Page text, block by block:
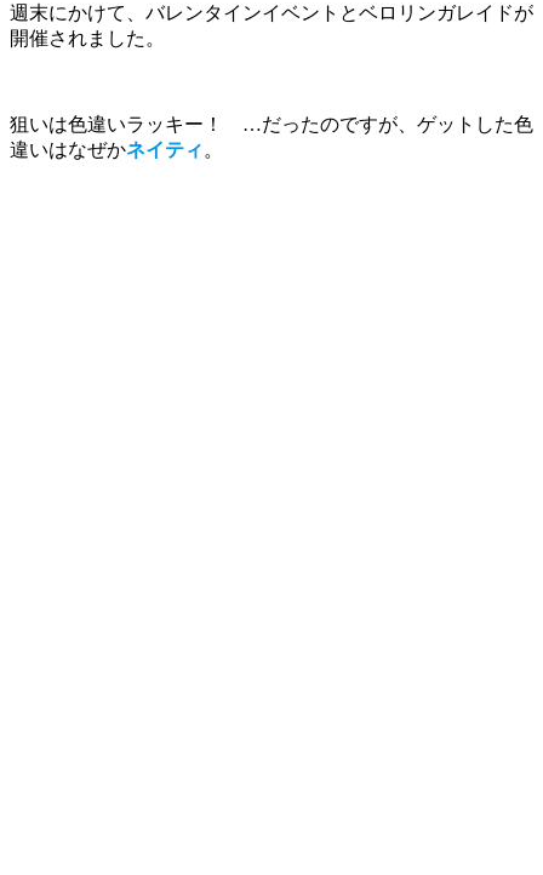
週末にかけて、バレンタインイベントとベロリンガレイドが
開催されました。
狙いは色違いラッキー！ …だったのですが、ゲットした色
違いはなぜかネイティ。